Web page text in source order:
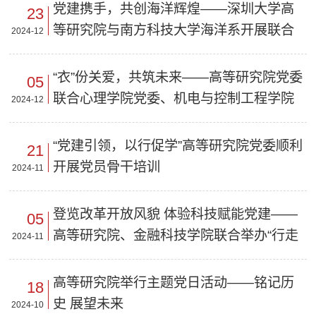
23
2024-12
党建携手，共创海洋辉煌——深圳大学高
等研究院与南方科技大学海洋系开展联合
党建活动
05
2024-12
“衣”份关爱，共筑未来——高等研究院党委
联合心理学院党委、机电与控制工程学院
党委开展校服捐赠活动
21
2024-11
“党建引领，以行促学”高等研究院党委顺利
开展党员骨干培训
05
2024-11
登览改革开放风貌 体验科技赋能党建——
高等研究院、金融科技学院联合举办“行走
的思政课”暨主题党日活动
18
2024-10
高等研究院举行主题党日活动——铭记历
史 展望未来